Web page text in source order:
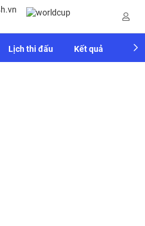
Lịch thi đấu Kết quả